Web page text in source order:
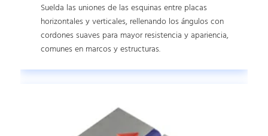
Suelda las uniones de las esquinas entre placas
horizontales y verticales, rellenando los ángulos con
cordones suaves para mayor resistencia y apariencia,
comunes en marcos y estructuras.